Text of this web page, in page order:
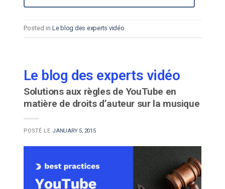
Posted in Le blog des experts vidéo
Le blog des experts vidéo
Solutions aux règles de YouTube en
matière de droits d’auteur sur la musique
POSTÉ LE JANUARY 5, 2015